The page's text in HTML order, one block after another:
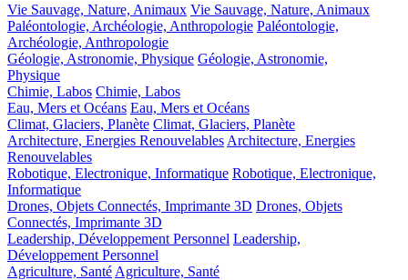
Vie Sauvage, Nature, Animaux Vie Sauvage, Nature, Animaux
Paléontologie, Archéologie, Anthropologie Paléontologie,
Archéologie, Anthropologie
Géologie, Astronomie, Physique Géologie, Astronomie,
Physique
Chimie, Labos Chimie, Labos
Eau, Mers et Océans Eau, Mers et Océans
Climat, Glaciers, Planète Climat, Glaciers, Planète
Architecture, Energies Renouvelables Architecture, Energies
Renouvelables
Robotique, Electronique, Informatique Robotique, Electronique,
Informatique
Drones, Objets Connectés, Imprimante 3D Drones, Objets
Connectés, Imprimante 3D
Leadership, Développement Personnel Leadership,
Développement Personnel
Agriculture, Santé Agriculture, Santé